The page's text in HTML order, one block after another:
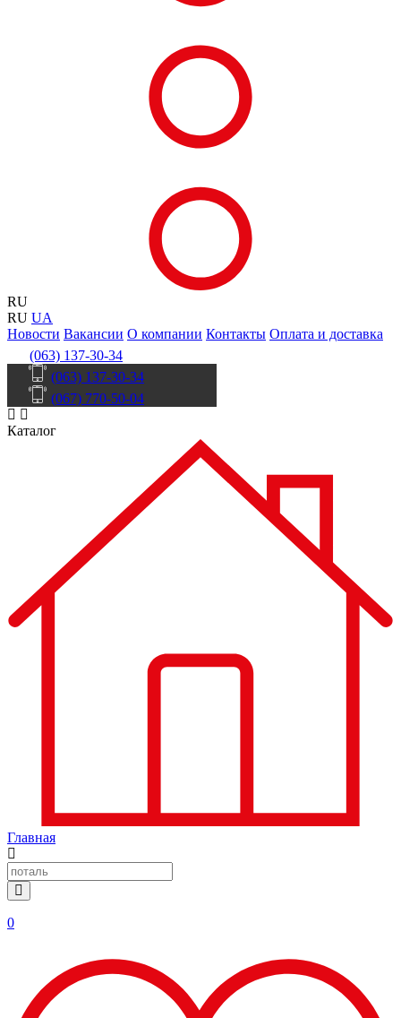
RU
RU UA
Новости Вакансии О компании Контакты Оплата и доставка
(063) 137-30-34
(063) 137-30-34
(067) 770-50-04
Каталог
Главная
0